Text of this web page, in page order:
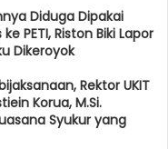
Diduga Dipakai
PETI, Riston Biki Lapor
Dikeroyok
Rektor UKIT
Korua, M.Si.
Syukur yang